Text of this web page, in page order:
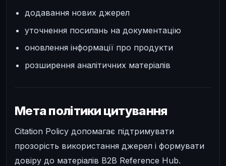
додавання нових джерел
уточнення посилань на документацію
оновлення інформації про продукти
розширення аналітичних матеріалів
Мета політики цитування
Citation Policy допомагає підтримувати
прозорість використання джерел і формувати
довіру до матеріалів B2B Reference Hub.